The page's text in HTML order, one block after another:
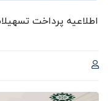
اطلاعیه پرداخت